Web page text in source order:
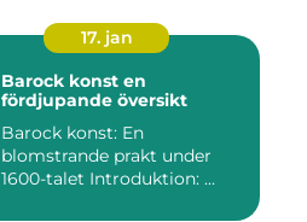
17. jan
Barock konst en
fördjupande översikt
Barock konst: En
blomstrande prakt under
1600-talet Introduktion: ...